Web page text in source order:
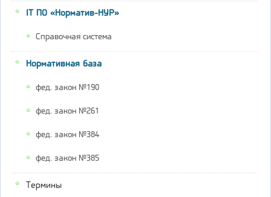
IT ПО «Норматив-НУР»
Справочная система
Нормативная база
фед. закон №190
фед. закон №261
фед. закон №384
фед. закон №385
Термины